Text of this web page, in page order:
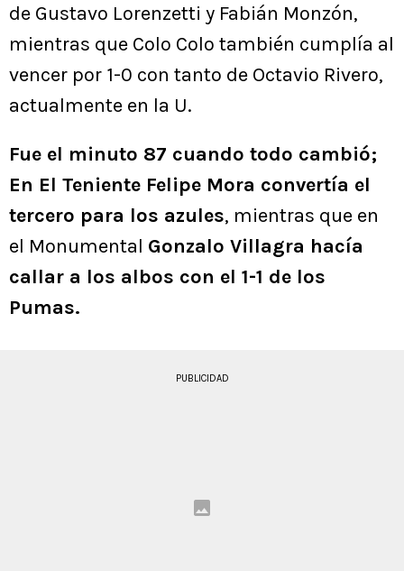
de Gustavo Lorenzetti y Fabián Monzón,
mientras que Colo Colo también cumplía al
vencer por 1-0 con tanto de Octavio Rivero,
actualmente en la U.
Fue el minuto 87 cuando todo cambió;
En El Teniente Felipe Mora convertía el
tercero para los azules, mientras que en
el Monumental Gonzalo Villagra hacía
callar a los albos con el 1-1 de los
Pumas.
PUBLICIDAD